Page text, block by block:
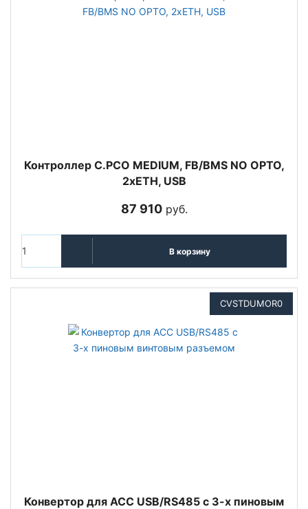
Контроллер C.PCO MEDIUM, FB/BMS NO OPTO,
2xETH, USB
87 910руб.
В корзину
CVSTDUMOR0
Конвертор для ACC USB/RS485 с 3-х пиновым